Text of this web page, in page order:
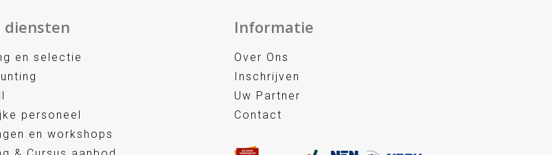
diensten
en selectie
personeel
en workshops
Informatie
Over Ons
Inschrijven
Uw Partner
Contact